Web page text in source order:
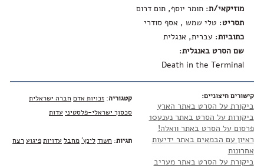
מוזיקאי/ת: תומר יוסף, תום דרום
תסריט: טלי שמש , אסף סודרי
כתוביות: עברית, אנגלית
שם הסרט באנגלית:
Death in the Terminal
קישורים חיצוניים:
ביקורת על הסרט באתר הארץ
ביקורות על הסרט באתר נענע10
פרסום על הסרט באתר וואלה!
ראיון עם הבמאים באתר ידיעות
אחרונות
ביקורת על הסרט באתר מעריב
קטגוריה: זכויות אדם חברה ישראלית
סכסוך ישראלי-פלסטיני עדות
תגיות: חשודלינץ'מחבל עדויותפיגוערצח